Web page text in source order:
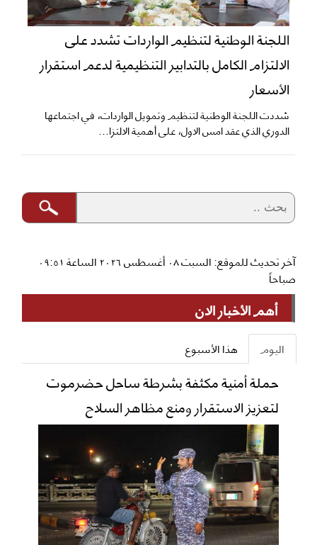
اللجنة الوطنية لتنظيم الواردات تشدد على
الالتزام الكامل بالتدابير التنظيمية لدعم استقرار
الأسعار
شددت اللجنة الوطنية لتنظيم وتمويل الواردات، في اجتماعها
الدوري الذي عقد امس الاول، على أهمية الالتزا...
آخر تحديث للموقع: السبت ٠٨ أغسطس ٢٠٢٦ الساعة ٠٩:٥١
صباحاً
أهم الأخبار الان
اليوم هذا الأسبوع
حملة أمنية مكثفة بشرطة ساحل حضرموت
لتعزيز الاستقرار ومنع مظاهر السلاح